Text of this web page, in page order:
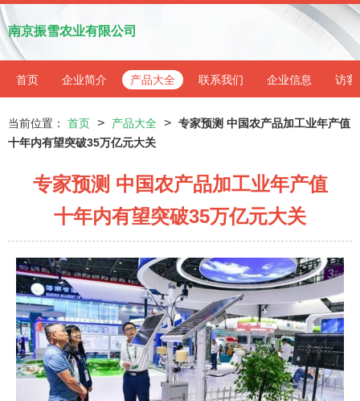
南京振雪农业有限公司
首页 企业简介 产品大全 联系我们 企业信息 访客
当前位置： 首页 > 产品大全 > 专家预测 中国农产品加工业年产值
十年内有望突破35万亿元大关
专家预测 中国农产品加工业年产值
十年内有望突破35万亿元大关